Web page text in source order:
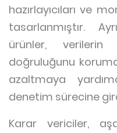
hazırlayıcıları ve
tasarlanmıştır.
ürünler, verilerin
doğruluğunu
azaltmaya
denetim sürecine
Karar vericiler,